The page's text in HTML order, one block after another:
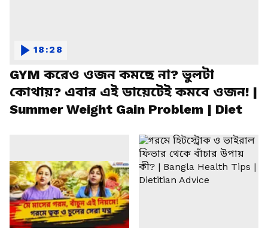
GYM করেও ওজন কমছে না? ভুলটা
কোথায়? এবার এই ডায়েটেই কমবে ওজন! |
Summer Weight Gain Problem | Diet
18:28